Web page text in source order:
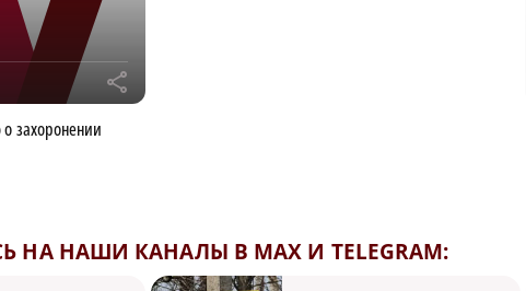
r
захоронении
НА НАШИ КАНАЛЫ В MAX И TELEGRAM: